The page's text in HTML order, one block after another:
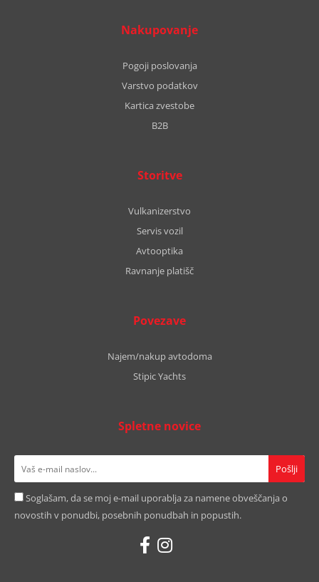
Nakupovanje
Pogoji poslovanja
Varstvo podatkov
Kartica zvestobe
B2B
Storitve
Vulkanizerstvo
Servis vozil
Avtooptika
Ravnanje platišč
Povezave
Najem/nakup avtodoma
Stipic Yachts
Spletne novice
Soglašam, da se moj e-mail uporablja za namene obveščanja o
novostih v ponudbi, posebnih ponudbah in popustih.